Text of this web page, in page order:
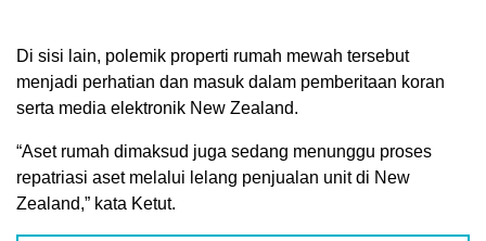
Di sisi lain, polemik properti rumah mewah tersebut
menjadi perhatian dan masuk dalam pemberitaan koran
serta media elektronik New Zealand.
“Aset rumah dimaksud juga sedang menunggu proses
repatriasi aset melalui lelang penjualan unit di New
Zealand,” kata Ketut.